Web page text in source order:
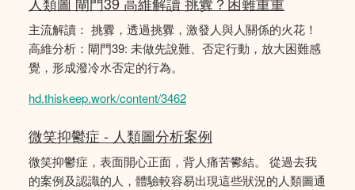
主流解讀： 挑釁，透過挑釁，激發人與人關係的火花！
高維分析：閘門39: 未做先說難、否定行動，放大困難感
覺，形成潑冷水否定的行為。
hd.thiskeep.work/content/3462
微笑抑鬱症 - 人類圖分析案例
微笑抑鬱症，表面開心正面，背人痛苦鬰結。 從過去我
的案例及認識的人，體驗較容易出現這些狀況的人類圖通